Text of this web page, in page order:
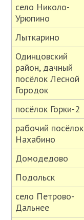
село Николо-
Урюпино
Лыткарино
Одинцовский
район, дачный
посёлок Лесной
Городок
посёлок Горки-2
рабочий посёлок
Нахабино
Домодедово
Подольск
село Петрово-
Дальнее